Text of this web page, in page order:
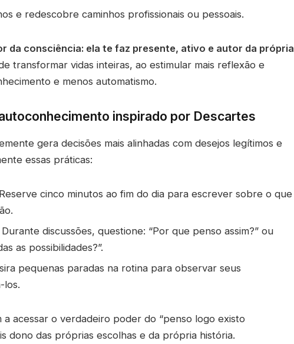
e redescobre caminhos profissionais ou pessoais.
da consciência: ela te faz presente, ativo e autor da própria
transformar vidas inteiras, ao estimular mais reflexão e
e menos automatismo.
inspirado por Descartes
gera decisões mais alinhadas com desejos legítimos e
essas práticas:
Reserve cinco minutos ao fim do dia para escrever sobre o que
Durante discussões, questione: “Por que penso assim?” ou
as possibilidades?”.
pequenas paradas na rotina para observar seus
los.
a acessar o verdadeiro poder do “penso logo existo
dono das próprias escolhas e da própria história.